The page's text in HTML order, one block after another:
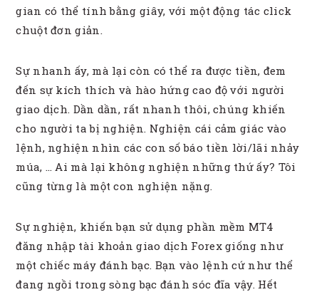
gian có thể tính bằng giây, với một động tác click
chuột đơn giản.
Sự nhanh ấy, mà lại còn có thể ra được tiền, đem
đến sự kích thích và hào hứng cao độ với người
giao dịch. Dần dần, rất nhanh thôi, chúng khiến
cho người ta bị nghiện. Nghiện cái cảm giác vào
lệnh, nghiện nhìn các con số báo tiền lời/lãi nhảy
múa, … Ai mà lại không nghiện những thứ ấy? Tôi
cũng từng là một con nghiện nặng.
Sự nghiện, khiến bạn sử dụng phần mềm MT4
đăng nhập tài khoản giao dịch Forex giống như
một chiếc máy đánh bạc. Bạn vào lệnh cứ như thể
đang ngồi trong sòng bạc đánh sóc đĩa vậy. Hết